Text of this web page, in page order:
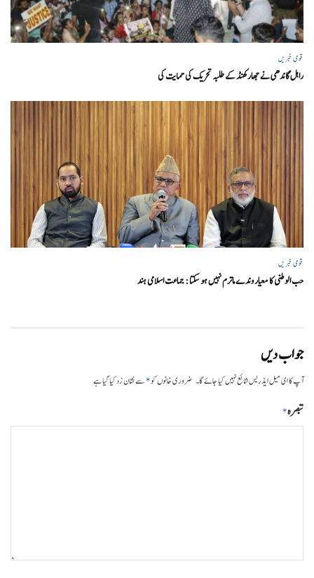
قومی خبریں
راہل گاندھی نے جھارکھنڈ کے طلبہ تحریک کی حمایت کی
قومی خبریں
حب الوطنی کا معیار وندے ماترم نہیں ہو سکتا : جماعت اسلامی ہند
جواب دیں
آپ کا ای میل ایڈریس شائع نہیں کیا جائے گا۔ ضروری خانوں کو*سے نشان زد کیا گیا ہے
تبصرہ*